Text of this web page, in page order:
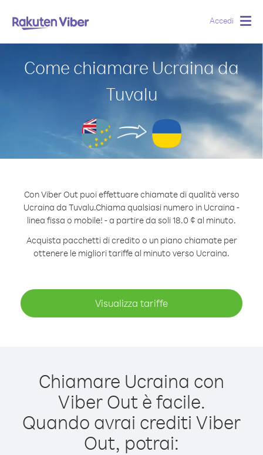
Accedi
Come chiamare Ucraina da
Tuvalu
Con Viber Out puoi effettuare chiamate di qualità verso
Ucraina da Tuvalu.Chiama qualsiasi numero in Ucraina -
linea fissa o mobile! - a partire da soli 18.0 ¢ al minuto.
Acquista pacchetti di credito o un piano chiamate per
ottenere le migliori tariffe al minuto verso Ucraina.
Visualizza tariffe
Chiamare Ucraina con
Viber Out è facile.
Quando avrai crediti Viber
Out, potrai: